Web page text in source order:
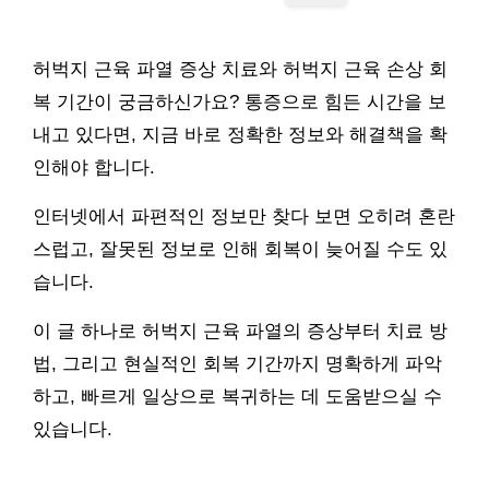
허벅지 근육 파열 증상 치료와 허벅지 근육 손상 회
복 기간이 궁금하신가요? 통증으로 힘든 시간을 보
내고 있다면, 지금 바로 정확한 정보와 해결책을 확
인해야 합니다.
인터넷에서 파편적인 정보만 찾다 보면 오히려 혼란
스럽고, 잘못된 정보로 인해 회복이 늦어질 수도 있
습니다.
이 글 하나로 허벅지 근육 파열의 증상부터 치료 방
법, 그리고 현실적인 회복 기간까지 명확하게 파악
하고, 빠르게 일상으로 복귀하는 데 도움받으실 수
있습니다.